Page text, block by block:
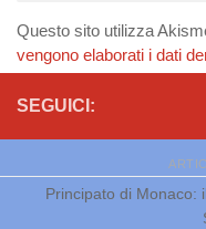
Questo sito utilizza
vengono elaborati i dati
SEGUICI:
Principato di Monaco: